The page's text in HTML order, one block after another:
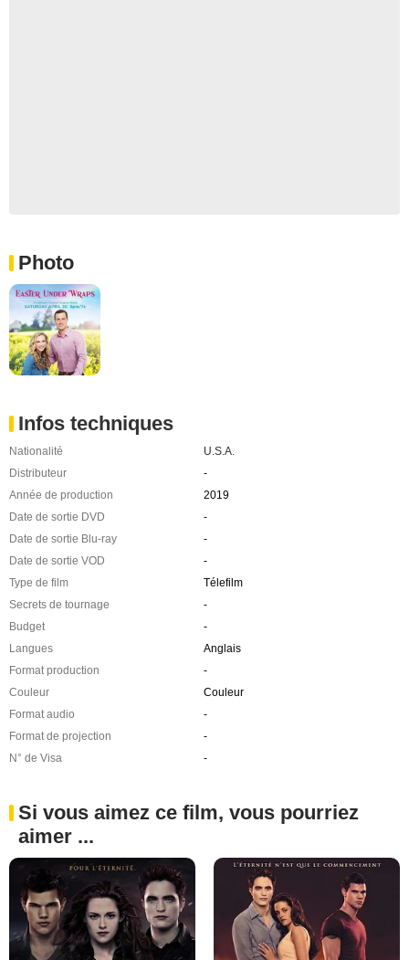
Photo
Infos techniques
Nationalité
U.S.A.
Distributeur
-
Année de production
2019
Date de sortie DVD
-
Date de sortie Blu-ray
-
Date de sortie VOD
-
Type de film
Télefilm
Secrets de tournage
-
Budget
-
Langues
Anglais
Format production
-
Couleur
Couleur
Format audio
-
Format de projection
-
N° de Visa
-
Si vous aimez ce film, vous pourriez
aimer ...